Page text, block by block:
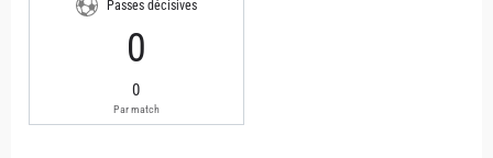
Passes décisives
0
0
Par match